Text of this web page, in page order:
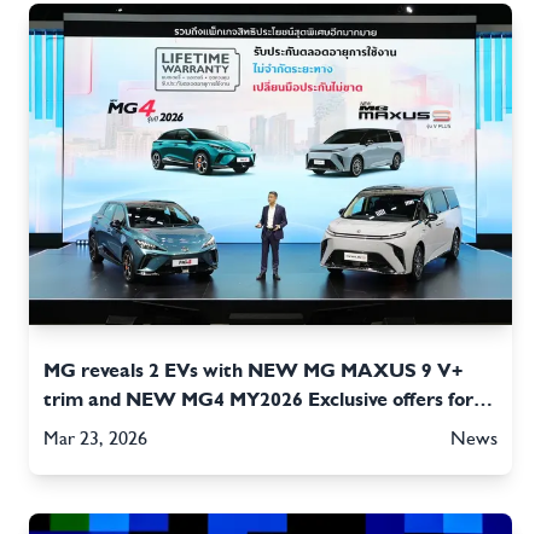
MG reveals 2 EVs with NEW MG MAXUS 9 V+
trim and NEW MG4 MY2026 Exclusive offers for
All Models available at MOTOR SHOW 2026
Mar 23, 2026 News